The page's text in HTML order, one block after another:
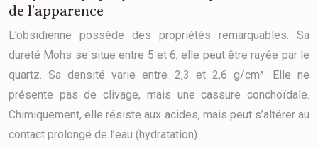
de l’apparence
L’obsidienne possède des propriétés remarquables. Sa
dureté Mohs se situe entre 5 et 6, elle peut être rayée par le
quartz. Sa densité varie entre 2,3 et 2,6 g/cm³. Elle ne
présente pas de clivage, mais une cassure conchoïdale.
Chimiquement, elle résiste aux acides, mais peut s’altérer au
contact prolongé de l’eau (hydratation).